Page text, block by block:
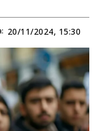
20/11/2024, 15:30